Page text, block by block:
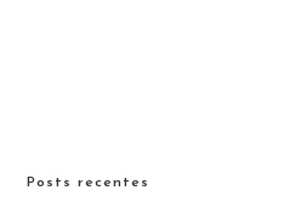
Posts recentes